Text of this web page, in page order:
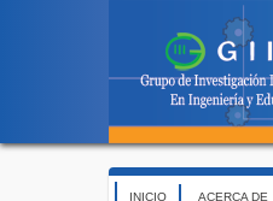
INICIO ACERCA DE